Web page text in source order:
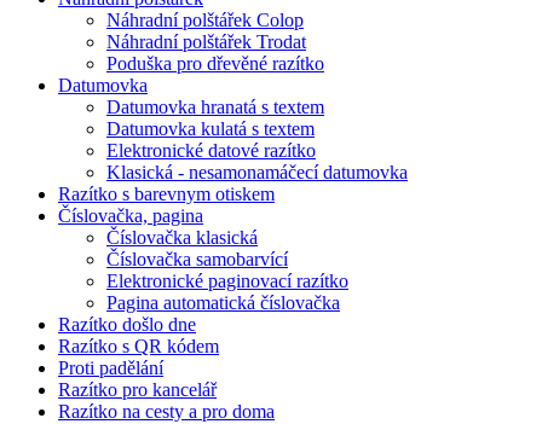
Náhradní polštářek Colop
Náhradní polštářek Trodat
Poduška pro dřevěné razítko
Datumovka
Datumovka hranatá s textem
Datumovka kulatá s textem
Elektronické datové razítko
Klasická - nesamonamáčecí datumovka
Razítko s barevnym otiskem
Číslovačka, pagina
Číslovačka klasická
Číslovačka samobarvící
Elektronické paginovací razítko
Pagina automatická číslovačka
Razítko došlo dne
Razítko s QR kódem
Proti padělání
Razítko pro kancelář
Razítko na cesty a pro doma